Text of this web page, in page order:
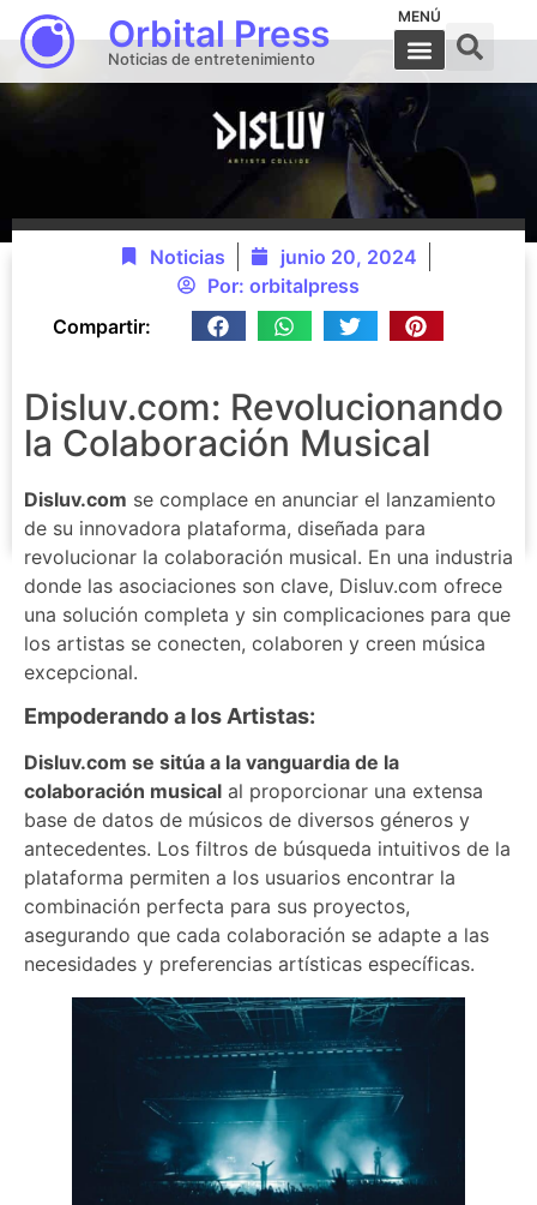
Orbital Press
Noticias de entretenimiento
MENÚ
Noticias
junio 20, 2024
Por: orbitalpress
Compartir:
Disluv.com: Revolucionando
la Colaboración Musical
Disluv.com se complace en anunciar el lanzamiento
de su innovadora plataforma, diseñada para
revolucionar la colaboración musical. En una industria
donde las asociaciones son clave, Disluv.com ofrece
una solución completa y sin complicaciones para que
los artistas se conecten, colaboren y creen música
excepcional.
Empoderando a los Artistas:
Disluv.com se sitúa a la vanguardia de la
colaboración musical al proporcionar una extensa
base de datos de músicos de diversos géneros y
antecedentes. Los filtros de búsqueda intuitivos de la
plataforma permiten a los usuarios encontrar la
combinación perfecta para sus proyectos,
asegurando que cada colaboración se adapte a las
necesidades y preferencias artísticas específicas.